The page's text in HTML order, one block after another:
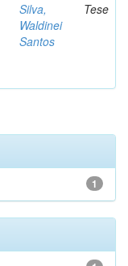
Silva,
Waldinei
Santos
Tese
1